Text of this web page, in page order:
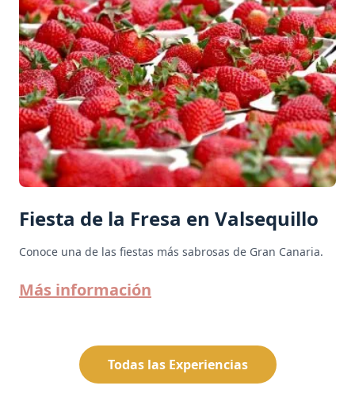
Fiesta de la Fresa en Valsequillo
Conoce una de las fiestas más sabrosas de Gran Canaria.
Más información
Todas las Experiencias